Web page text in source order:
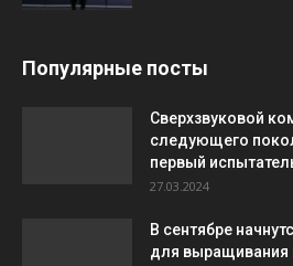
Популярные посты
Сверхзвуковой
следующего
первый
27.03.2024
В сентябре
для выращивания